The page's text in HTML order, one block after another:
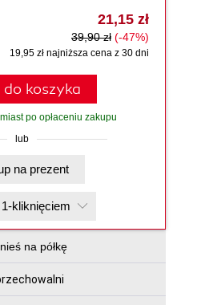
21,15 zł
39,90 zł (-47%)
19,95 zł najniższa cena z 30 dni
do koszyka
po opłaceniu zakupu
lub
Kup na prezent
kliknięciem
na półkę